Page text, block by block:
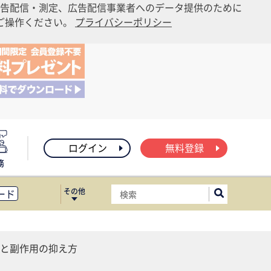
配信・測定、広告配信事業者へのデータ提供のために
作ください。 プライバシーポリシー
ログイン 無料登録
ド
ス移転
その他
副作用の抑え方